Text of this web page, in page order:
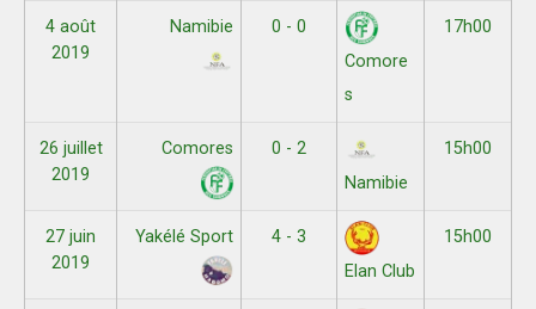
4 août
2019
Namibie
0 - 0
Comore
s
17h00
26 juillet
2019
Comores
0 - 2
Namibie
15h00
27 juin
2019
Yakélé Sport
4 - 3
Elan Club
15h00